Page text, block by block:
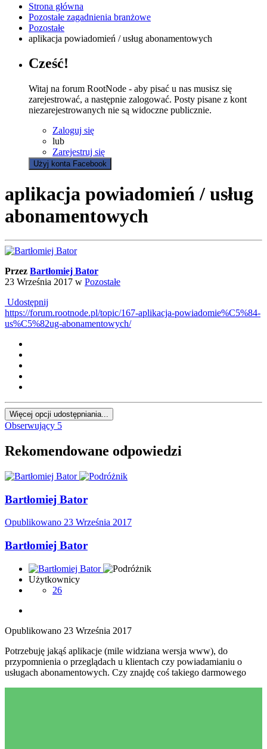
Strona główna
Pozostałe zagadnienia branżowe
Pozostałe
aplikacja powiadomień / usług abonamentowych
Cześć!
Witaj na forum RootNode - aby pisać u nas musisz się
zarejestrować, a następnie zalogować. Posty pisane z kont
niezarejestrowanych nie są widoczne publicznie.
Zaloguj się
lub
Zarejestruj się
Użyj konta Facebook
aplikacja powiadomień / usług
abonamentowych
Przez Bartłomiej Bator
23 Września 2017 w Pozostałe
Udostępnij
https://forum.rootnode.pl/topic/167-aplikacja-powiadomie%C5%84-
us%C5%82ug-abonamentowych/
Więcej opcji udostępniania...
Obserwujący 5
Rekomendowane odpowiedzi
Bartłomiej Bator
Opublikowano 23 Września 2017
Bartłomiej Bator
Użytkownicy
26
Opublikowano 23 Września 2017
Potrzebuję jakąś aplikacje (mile widziana wersja www), do
przypomnienia o przeglądach u klientach czy powiadamianiu o
usługach abonamentowych. Czy znajdę coś takiego darmowego